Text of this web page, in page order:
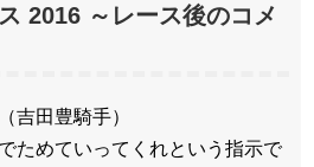
2016 ～レース後のコメ
吉田豊騎手）
ためていってくれという指示で